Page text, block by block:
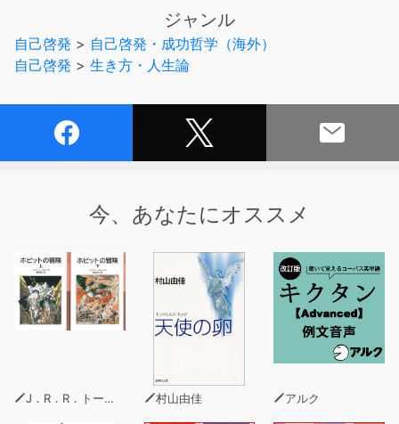
「幸せになるのは、結局どうしたらいいの？」
「人生の中で何を大切にしたらいいのか分からない」
本作品は、このような思いを抱いているあなたにこそお聴
累計納税額日本一の実業家・斎藤一人氏と、その愛弟子・
人の幸せを大きく左右する「天」という存在と、
「天とつながる」人として一番幸せな生き方について、じ
っくりと語ります。
斎藤一人さんが語る「天」は、私たち人間誰もが、一人ひ
「天」とつながろうとして生きていくことで、あなた自身
ジャンル
自己啓発 > 自己啓発・成功哲学（海外）
自己啓発 > 生き方・人生論
今、あなたにオススメ
J．R．R．トールキン 村山由佳 アルク